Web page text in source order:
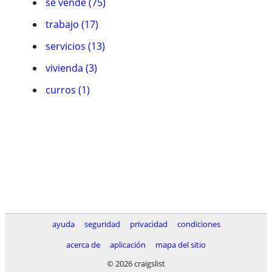
trabajo (17)
servicios (13)
vivienda (3)
curros (1)
ayuda seguridad privacidad
condiciones
acerca de
aplicación
mapa del sitio
© 2026 craigslist